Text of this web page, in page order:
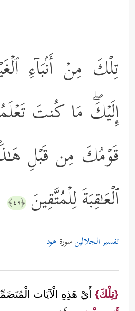
تِلۡكَ مِنۡ أَنۢبَاۤءِ
إِلَیۡكَۖ مَا كُنتَ
قَوۡمُكَ مِن قَبۡلِ
ٱلۡعَـٰقِبَةَ لِلۡمُتَّقِینَ ﴿٤٩﴾
تفسير الجلالينسورة هود
{تِلْكَ} أَيْ هَذِهِ الْآيَات